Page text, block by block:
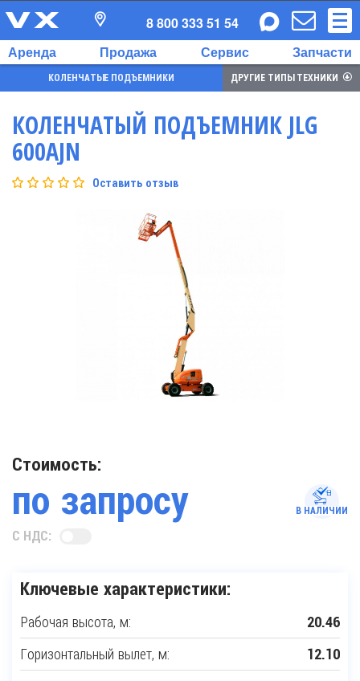
Аренда Продажа Сервис Запчасти
8 800 333 51 54
КОЛЕНЧАТЫЕ ПОДЪЕМНИКИ ДРУГИЕ ТИПЫ ТЕХНИКИ
КОЛЕНЧАТЫЙ ПОДЪЕМНИК JLG
600AJN
Оставить отзыв
Ключевые характеристики:
Рабочая высота, м: 20.46
Горизонтальный вылет, м: 12.10
Стоимость:
по запросу В НАЛИЧИИ
С НДС: